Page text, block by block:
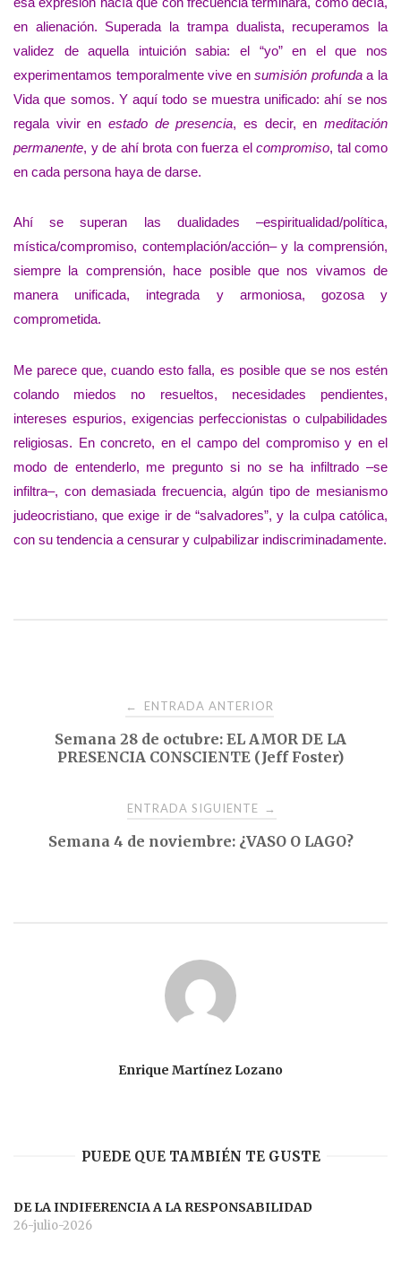
en alienación. Superada la trampa dualista, recuperamos la
validez de aquella intuición sabia: el “yo” en el que nos
experimentamos temporalmente vive ensumisión profundaa la
Vida que somos. Y aquí todo se muestra unificado: ahí se nos
regala vivir en estado de presencia, es decir, enmeditación
permanente, y de ahí brota con fuerza el compromiso, tal como
en cada persona haya de darse.
Ahí se superan las dualidades –espiritualidad/política,
mística/compromiso, contemplación/acción– y la comprensión,
siempre la comprensión, hace posible que nos vivamos de
manera unificada, integrada y armoniosa, gozosa y
comprometida.
Me parece que, cuando esto falla, es posible que se nos estén
colando miedos no resueltos, necesidades pendientes,
intereses espurios, exigencias perfeccionistas o culpabilidades
religiosas. En concreto, en el campo del compromiso y en el
modo de entenderlo, me pregunto si no se ha infiltrado –se
infiltra–, con demasiada frecuencia, algún tipo de mesianismo
judeocristiano, que exige ir de “salvadores”, y la culpa católica,
con su tendencia a censurar y culpabilizar indiscriminadamente.
Navegación
← ENTRADA ANTERIOR
Semana 28 de octubre: EL AMOR DE LA
PRESENCIA CONSCIENTE (Jeff Foster)
ENTRADA SIGUIENTE →
Semana 4 de noviembre: ¿VASO O LAGO?
Enrique Martínez Lozano
PUEDE QUE TAMBIÉN TE GUSTE
DE LA INDIFERENCIA A LA RESPONSABILIDAD
26-julio-2026